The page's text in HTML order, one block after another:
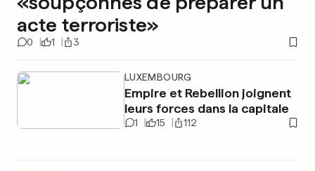
acte terroriste»
0 1 3
LUXEMBOURG
Empire et Rebellion joignent
leurs forces dans la capitale
1 15 112